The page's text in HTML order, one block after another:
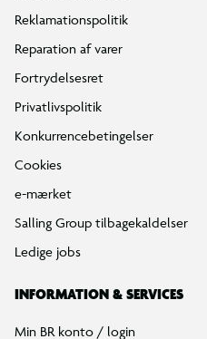
Reklamationspolitik
Reparation af varer
Fortrydelsesret
Privatlivspolitik
Konkurrencebetingelser
Cookies
e-mærket
Salling Group tilbagekaldelser
Ledige jobs
INFORMATION & SERVICES
Min BR konto / login